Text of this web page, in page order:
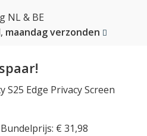
NL & BE
maandag verzonden
S25 Edge Privacy Screen
Bundelprijs: € 31,98